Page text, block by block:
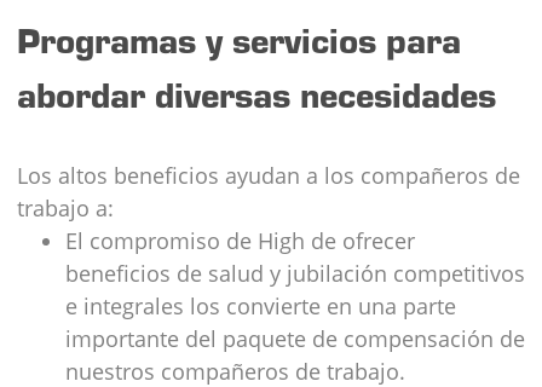
Programas y servicios para
abordar diversas necesidades
Los altos beneficios ayudan a los compañeros de
trabajo a:
El compromiso de High de ofrecer
beneficios de salud y jubilación competitivos
e integrales los convierte en una parte
importante del paquete de compensación de
nuestros compañeros de trabajo.